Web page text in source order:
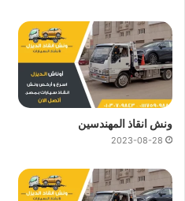
ونش انقاذ المهندسين
2023-08-28